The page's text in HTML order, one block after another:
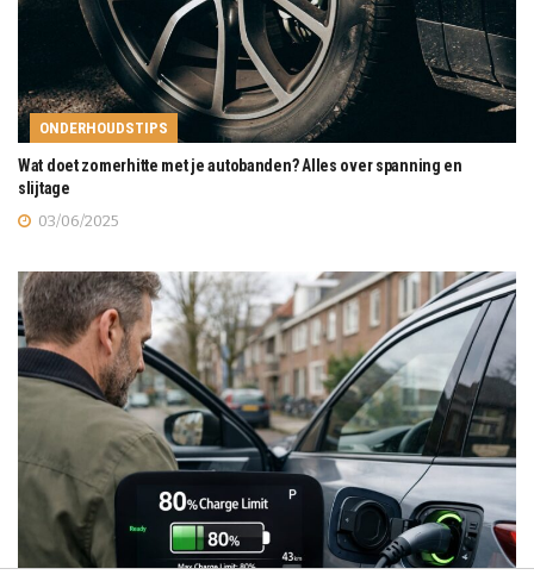
ONDERHOUDSTIPS
Wat doet zomerhitte met je autobanden? Alles over spanning en
slijtage
03/06/2025